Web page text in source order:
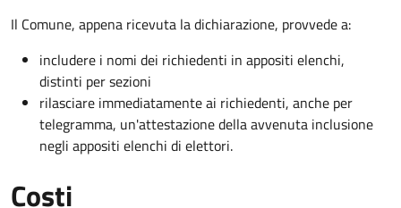
Il Comune, appena ricevuta la dichiarazione, provvede a:
includere i nomi dei richiedenti in appositi elenchi,
distinti per sezioni
rilasciare immediatamente ai richiedenti, anche per
telegramma, un'attestazione della avvenuta inclusione
negli appositi elenchi di elettori.
Costi